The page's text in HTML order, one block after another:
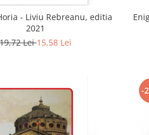
- Liviu Rebreanu, editia
2021
19,72 Lei15,58 Lei
-